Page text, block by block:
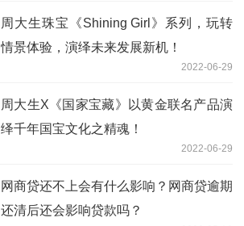
周大生珠宝《Shining Girl》系列，玩转
情景体验，演绎未来发展新机！
2022-06-29
周大生X《国家宝藏》以黄金联名产品演
绎千年国宝文化之精魂！
2022-06-29
网商贷还不上会有什么影响？网商贷逾期
还清后还会影响贷款吗？